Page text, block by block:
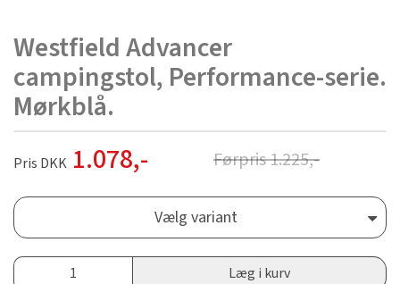
Westfield Advancer
campingstol, Performance-serie.
Mørkblå.
Pris DKK 1.078,- Førpris1.225,-
Vælg variant
Læg i kurv